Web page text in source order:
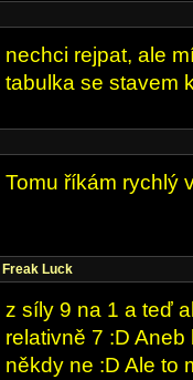
nechci rejpat, ale
tabulka se stavem
Tomu říkám rychlý
Freak Luck
z síly 9 na 1 a teď
relativně 7 :D
někdy ne :D Ale to